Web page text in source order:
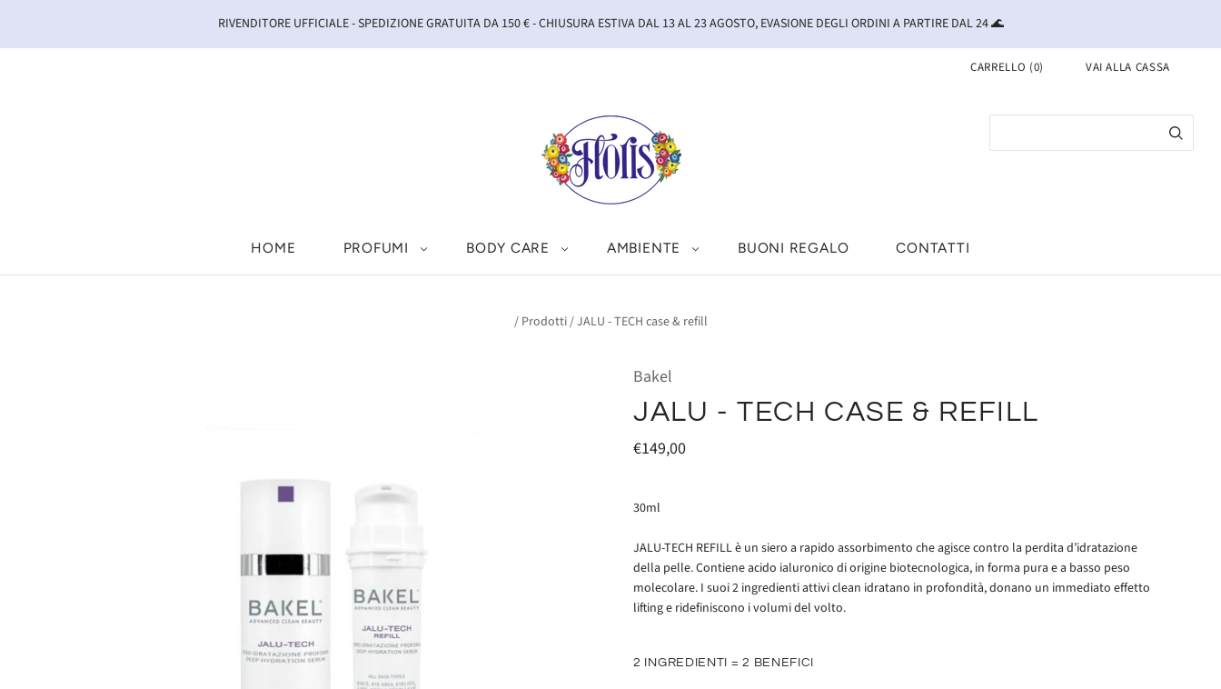
RIVENDITORE UFFICIALE - SPEDIZIONE GRATUITA DA 150 € - CHIUSURA ESTIVA DAL 13 AL 23 AGOSTO, EVASIONE DEGLI ORDINI A PARTIRE DAL 24 🌊
CARRELLO (0) VAI ALLA CASSA
HOME PROFUMI BODY CARE AMBIENTE BUONI REGALO CONTATTI
/ Prodotti/JALU - TECH case & refill
Bakel
JALU - TECH CASE & REFILL
€149,00
30ml
JALU-TECH REFILL è un siero a rapido assorbimento che agisce contro la perdita d’idratazione
della pelle. Contiene acido ialuronico di origine biotecnologica, in forma pura e a basso peso
molecolare. I suoi 2 ingredienti attivi clean idratano in profondità, donano un immediato effetto
lifting e ridefiniscono i volumi del volto.
2 INGREDIENTI = 2 BENEFICI